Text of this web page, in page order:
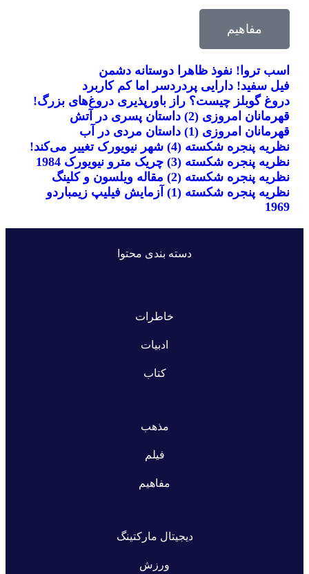
مفاهیم
اسب تروا! نفوذ ظاهرا دوستانه دشمن
فیل سفید! دارایی پردردسر اما کم کاربرد
دروغ گوبلز چیست؟ راز باورپذیری دروغ‌های بزرگ!
قهرمانان امروزی (2) داستان پسری در آتش
قهرمانان امروزی (1) داستان مردی در آب
نظریه پنجره شکسته (4) شهر نیویورک تغییر می‌کند!
نظریه پنجره شکسته (3) چریک مترو نیویورک 1984
نظریه پنجره شکسته (2) مقاله ویلسون و کلینگ
نظریه پنجره شکسته (1) آزمایش فیلیپ زیمباردو
1969
دسته بندی محتوا
خاطرات
ادبیات
کتاب
مذهب
فیلم
مفاهیم
دیجیتال مارکتینگ
ورزش